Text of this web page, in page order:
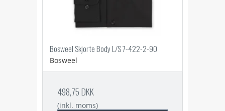
Bosweel Skjorte Body L/S 7-422-2-90
Bosweel
498,75 DKK
(inkl. moms)